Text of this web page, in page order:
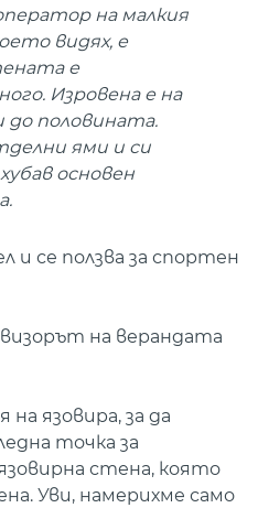
на малкия
видях, е
е
Изровена е на
половината.
ями и си
основен
и се ползва за спортен
на верандата
язовира, за да
точка за
стена, която
Уви, намерихме само